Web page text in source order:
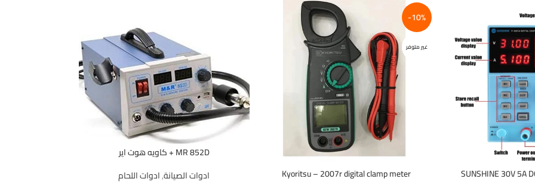
SUNSHINE 30V 5A
-10%
غير متوفر
Kyoritsu – 2007r digital clamp meter
MR 852D + كاويه هوت اير
ادوات الصيانة,ادوات اللحام